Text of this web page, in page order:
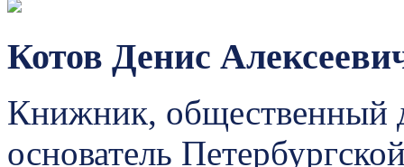
Котов Денис
Книжник, общественный
основатель